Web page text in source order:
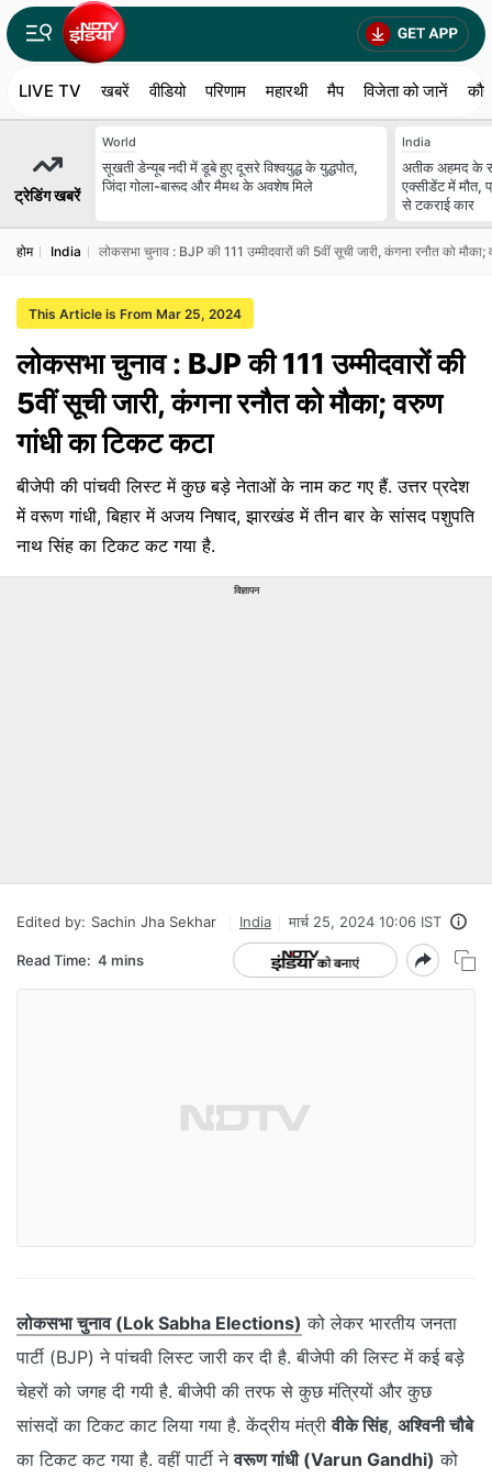
LIVE TV खबरें वीडियो परिणाम महारथी मैप विजेता को जानें
ट्रेडिंग खबरें
World
सूखती डेन्यूब नदी में डूबे हुए दूसरे विश्वयुद्ध के युद्धपोत,
जिंदा गोला-बारूद और मैमथ के अवशेष मिले
India
अतीक अहमद के
एक्सीडेंट में मौत,
से टकराई कार
होम India लोकसभा चुनाव : BJP की 111 उम्मीदवारों की 5वीं सूची जारी, कंगना रनौत को
This Article is From Mar 25, 2024
लोकसभा चुनाव : BJP की 111 उम्मीदवारों की
5वीं सूची जारी, कंगना रनौत को मौका; वरुण
गांधी का टिकट कटा
बीजेपी की पांचवी लिस्ट में कुछ बड़े नेताओं के नाम कट गए हैं. उत्तर प्रदेश
में वरूण गांधी, बिहार में अजय निषाद, झारखंड में तीन बार के सांसद पशुपति
नाथ सिंह का टिकट कट गया है.
विज्ञापन
Edited by: Sachin Jha Sekhar India मार्च 25, 2024 10:06 IST
Read Time: 4 mins
लोकसभा चुनाव (Lok Sabha Elections) को लेकर भारतीय जनता
पार्टी (BJP) ने पांचवी लिस्ट जारी कर दी है. बीजेपी की लिस्ट में कई बड़े
चेहरों को जगह दी गयी है. बीजेपी की तरफ से कुछ मंत्रियों और कुछ
सांसदों का टिकट काट लिया गया है. केंद्रीय मंत्रीवीके सिंह, अश्विनी चौबे
का टिकट कट गया है. वहीं पार्टी नेवरूण गांधी (Varun Gandhi) को